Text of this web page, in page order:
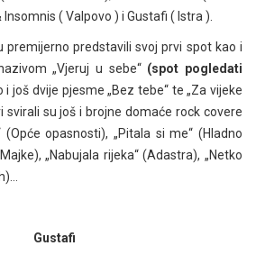
( Valpovo ) i Gustafi ( Istra ).
premijerno predstavili svoj prvi spot kao i
„Vjeruj u sebe“ (spot pogledati
i još dvije pjesme „Bez tebe“ te „Za vijeke
svirali su još i brojne domaće rock covere
(Opće opasnosti), „Pitala si me“ (Hladno
„Nabujala rijeka“ (Adastra), „Netko
Gustafi